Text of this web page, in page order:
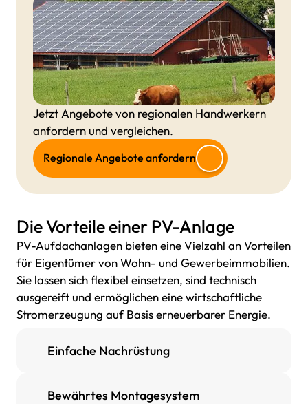
Jetzt Angebote von regionalen Handwerkern
anfordern und vergleichen.
Regionale Angebote anfordern
Die Vorteile einer PV-Anlage
PV-Aufdachanlagen bieten eine Vielzahl an Vorteilen
für Eigentümer von Wohn- und Gewerbeimmobilien.
Sie lassen sich flexibel einsetzen, sind technisch
ausgereift und ermöglichen eine wirtschaftliche
Stromerzeugung auf Basis erneuerbarer Energie.
Einfache Nachrüstung
Bewährtes Montagesystem